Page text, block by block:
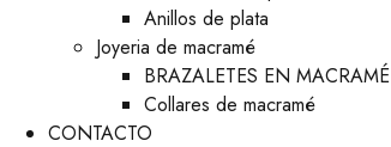
Anillos de plata
Joyeria de macramé
BRAZALETES EN MACRAMÉ
Collares de macramé
CONTACTO